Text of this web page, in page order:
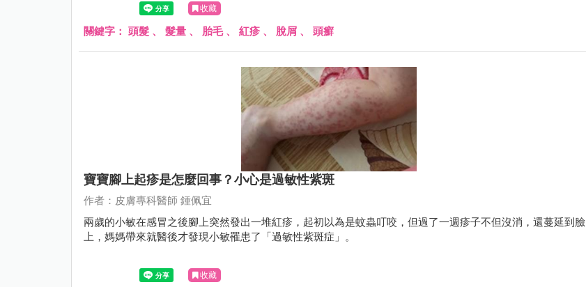
收藏
關鍵字： 頭髮 、 髮量 、 胎毛、 紅疹 、 脫屑 、 頭癬
寶寶腳上起疹是怎麼回事？小心是過敏性紫斑
作者：皮膚專科醫師 鍾佩宜
兩歲的小敏在感冒之後腳上突然發出一堆紅疹，起初以為是蚊蟲叮咬，但過了一週疹子不但沒消，還蔓延到臉
上，媽媽帶來就醫後才發現小敏罹患了「過敏性紫斑症」。
收藏